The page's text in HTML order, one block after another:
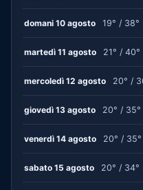
domani 10 agosto 19° / 38°
martedì 11 agosto 21° / 40°
mercoledì 12 agosto 20° /
giovedì 13 agosto 20° / 35°
venerdì 14 agosto 20° / 35°
sabato 15 agosto 20° / 34°